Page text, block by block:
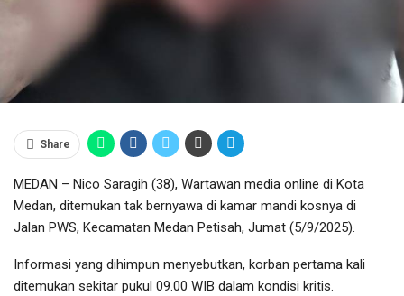
Share
MEDAN – Nico Saragih (38), Wartawan media online di Kota
Medan, ditemukan tak bernyawa di kamar mandi kosnya di
Jalan PWS, Kecamatan Medan Petisah, Jumat (5/9/2025).
Informasi yang dihimpun menyebutkan, korban pertama kali
ditemukan sekitar pukul 09.00 WIB dalam kondisi kritis.